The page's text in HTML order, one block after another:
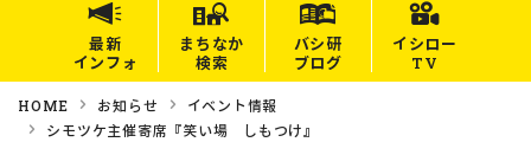
最新
インフォ
まちなか
検索
バシ研
ブログ
イシロー
TV
HOME お知らせ
イベント情報
シモツケ主催寄席『笑い場 しもつけ』